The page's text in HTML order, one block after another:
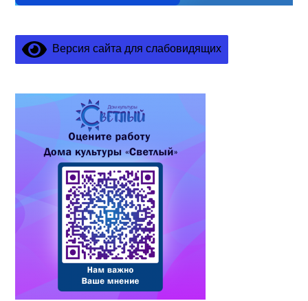
Версия сайта для слабовидящих